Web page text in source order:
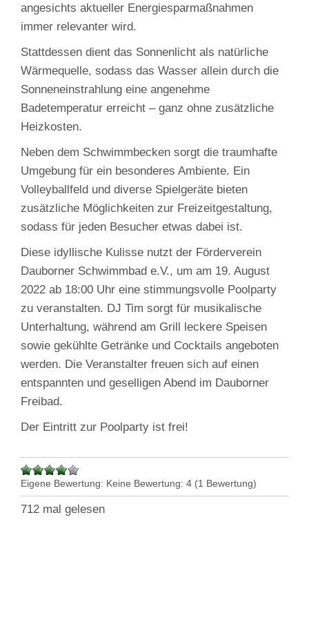
angesichts aktueller Energiesparmaßnahmen
immer relevanter wird.
Stattdessen dient das Sonnenlicht als natürliche
Wärmequelle, sodass das Wasser allein durch die
Sonneneinstrahlung eine angenehme
Badetemperatur erreicht – ganz ohne zusätzliche
Heizkosten.
Neben dem Schwimmbecken sorgt die traumhafte
Umgebung für ein besonderes Ambiente. Ein
Volleyballfeld und diverse Spielgeräte bieten
zusätzliche Möglichkeiten zur Freizeitgestaltung,
sodass für jeden Besucher etwas dabei ist.
Diese idyllische Kulisse nutzt der Förderverein
Dauborner Schwimmbad e.V., um am 19. August
2022 ab 18:00 Uhr eine stimmungsvolle Poolparty
zu veranstalten. DJ Tim sorgt für musikalische
Unterhaltung, während am Grill leckere Speisen
sowie gekühlte Getränke und Cocktails angeboten
werden. Die Veranstalter freuen sich auf einen
entspannten und geselligen Abend im Dauborner
Freibad.
Der Eintritt zur Poolparty ist frei!
Eigene Bewertung: Keine Bewertung: 4 (1 Bewertung)
712 mal gelesen